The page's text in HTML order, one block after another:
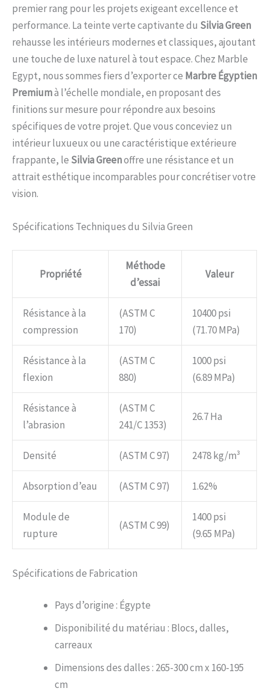
premier rang pour les projets exigeant excellence et
performance. La teinte verte captivante du Silvia Green
rehausse les intérieurs modernes et classiques, ajoutant
une touche de luxe naturel à tout espace. Chez Marble
Egypt, nous sommes fiers d’exporter ce Marbre Égyptien
Premiumà l’échelle mondiale, en proposant des
finitions sur mesure pour répondre aux besoins
spécifiques de votre projet. Que vous conceviez un
intérieur luxueux ou une caractéristique extérieure
frappante, le Silvia Greenoffre une résistance et un
attrait esthétique incomparables pour concrétiser votre
vision.
Spécifications Techniques du Silvia Green
Propriété
Méthode
d’essai
Valeur
Résistance à la
compression
(ASTM C
170)
10400 psi
(71.70 MPa)
Résistance à la
flexion
(ASTM C
880)
1000 psi
(6.89 MPa)
Résistance à
l’abrasion
(ASTM C
241/C 1353)
26.7 Ha
Densité (ASTM C 97) 2478 kg/m³
Absorption d’eau (ASTM C 97) 1.62%
Module de
rupture
(ASTM C 99)
1400 psi
(9.65 MPa)
Spécifications de Fabrication
Pays d’origine : Égypte
Disponibilité du matériau : Blocs, dalles,
carreaux
Dimensions des dalles : 265-300 cm x 160-195
cm